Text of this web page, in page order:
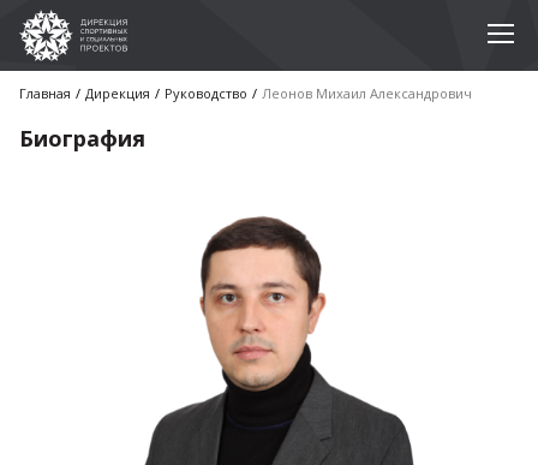
Главная Дирекция Руководство Леонов Михаил Александрович
Биография